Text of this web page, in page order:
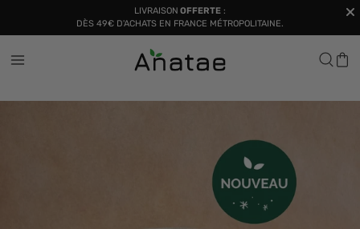
LIVRAISON OFFERTE :
DÈS 49€ D'ACHATS EN FRANCE MÉTROPOLITAINE.